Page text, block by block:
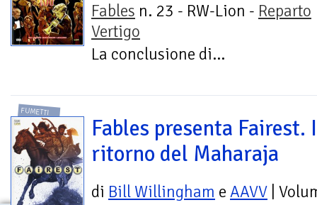
Fables n. 23 - RW-Lion - Reparto
Vertigo
La conclusione di...
FUMETTI
Fables presenta Fairest.
ritorno del Maharaja
di Bill Willingham e AAVV |